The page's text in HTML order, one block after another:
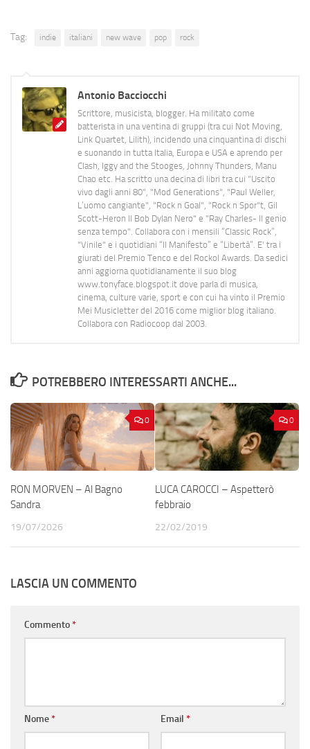
Tag: indie italiani new wave pop rock
Antonio Bacciocchi
Scrittore, musicista, blogger. Ha militato come
batterista in una ventina di gruppi (tra cui Not Moving,
Link Quartet, Lilith), incidendo una cinquantina di dischi
e suonando in tutta Italia, Europa e USA e aprendo per
Clash, Iggy and the Stooges, Johnny Thunders, Manu
Chao etc. Ha scritto una decina di libri tra cui "Uscito
vivo dagli anni 80", "Mod Generations", "Paul Weller,
L’uomo cangiante", "Rock n Goal", "Rock n Spor"t, Gil
Scott-Heron Il Bob Dylan Nero" e "Ray Charles- Il genio
senza tempo". Collabora con i mensili “Classic Rock”,
"Vinile" e i quotidiani “Il Manifesto” e “Libertà”. E' tra i
giurati del Premio Tenco e del Rockol Awards. Da sedici
anni aggiorna quotidianamente il suo blog
www.tonyface.blogspot.it dove parla di musica,
cinema, culture varie, sport e con cui ha vinto il Premio
Mei Musicletter del 2016 come miglior blog italiano.
Collabora con Radiocoop dal 2003.
POTREBBERO INTERESSARTI ANCHE...
0
RON MORVEN – Al Bagno
Sandra
19/07/2026
0
LUCA CAROCCI – Aspetterò
febbraio
22/02/2019
LASCIA UN COMMENTO
Commento*
Nome* Email *